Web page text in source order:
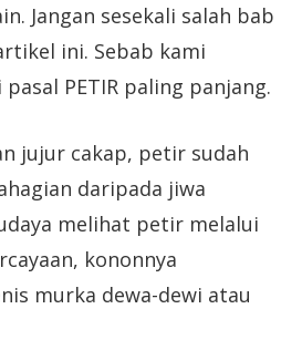
Jangan sesekali salah bab
ini. Sebab kami
PETIR paling panjang.
jujur cakap, petir sudah
daripada jiwa
melihat petir melalui
kononnya
murka dewa-dewi atau